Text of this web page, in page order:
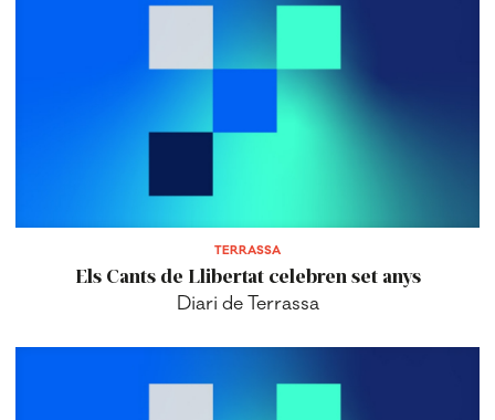
TERRASSA
Els Cants de Llibertat celebren set anys
Diari de Terrassa